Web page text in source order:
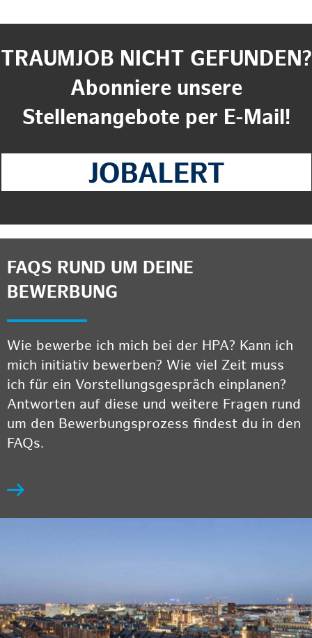
TRAUMJOB NICHT GEFUNDEN?
Abonniere unsere
Stellenangebote per E-Mail!
FAQS RUND UM DEINE
BEWERBUNG
Wie bewerbe ich mich bei der HPA? Kann ich
mich initiativ bewerben? Wie viel Zeit muss
ich für ein Vorstellungsgespräch einplanen?
Antworten auf diese und weitere Fragen rund
um den Bewerbungsprozess findest du in den
FAQs.